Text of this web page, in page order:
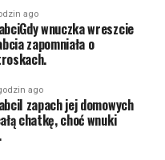
ago
wnuczka wreszcie
zapomniała o
ago
zapach jej domowych
chatkę, choć wnuki